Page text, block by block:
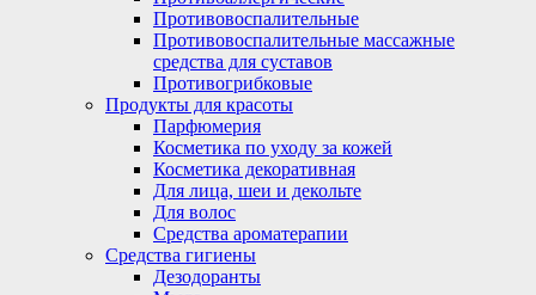
Противовоспалительные
Противовоспалительные массажные
средства для суставов
Противогрибковые
Продукты для красоты
Парфюмерия
Косметика по уходу за кожей
Косметика декоративная
Для лица, шеи и декольте
Для волос
Средства ароматерапии
Средства гигиены
Дезодоранты